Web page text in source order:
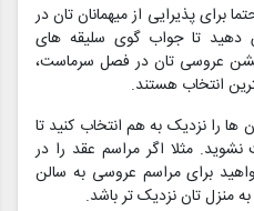
برای پذیرایی از میهمانان تان در
دهید تا جواب گوی سلیقه های
جشن عروسی تان در فصل سرماست،
انتخاب هستند.
ها را نزدیک به هم انتخاب کنید تا
مثلا اگر مراسم عقد را در
برای مراسم عروسی به سالن
به منزل تان نزدیک تر باشد.